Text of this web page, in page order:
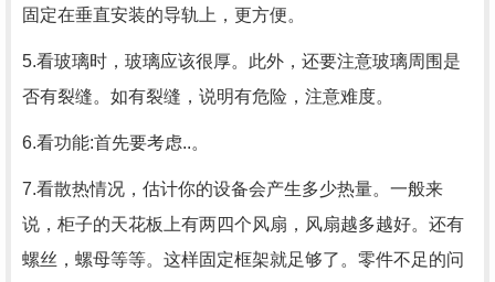
固定在垂直安装的导轨上，更方便。
5.看玻璃时，玻璃应该很厚。此外，还要注意玻璃周围是
否有裂缝。如有裂缝，说明有危险，注意难度。
6.看功能:首先要考虑..。
7.看散热情况，估计你的设备会产生多少热量。一般来
说，柜子的天花板上有两四个风扇，风扇越多越好。还有
螺丝，螺母等等。这样固定框架就足够了。零件不足的问